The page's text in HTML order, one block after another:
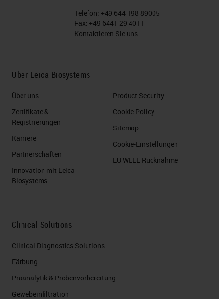
Telefon: +49 644 198 89005
Fax: +49 6441 29 4011
Kontaktieren Sie uns
Über Leica Biosystems
Über uns
Zertifikate &
Registrierungen
Karriere
Partnerschaften
Innovation mit Leica
Biosystems
Product Security
Cookie Policy
Sitemap
Cookie-Einstellungen
EU WEEE Rücknahme
Clinical Solutions
Clinical Diagnostics Solutions
Färbung
Präanalytik & Probenvorbereitung
Gewebeinfiltration